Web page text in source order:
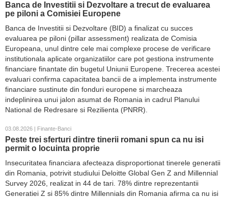
Banca de Investitii si Dezvoltare a trecut de evaluarea
pe piloni a Comisiei Europene
Banca de Investitii si Dezvoltare (BID) a finalizat cu succes
evaluarea pe piloni (pillar assessment) realizata de Comisia
Europeana, unul dintre cele mai complexe procese de verificare
institutionala aplicate organizatiilor care pot gestiona instrumente
financiare finantate din bugetul Uniunii Europene. Trecerea acestei
evaluari confirma capacitatea bancii de a implementa instrumente
financiare sustinute din fonduri europene si marcheaza
indeplinirea unui jalon asumat de Romania in cadrul Planului
National de Redresare si Rezilienta (PNRR).
03.08.2026 | Finante-Banci
Peste trei sferturi dintre tinerii romani spun ca nu isi
permit o locuinta proprie
Insecuritatea financiara afecteaza disproportionat tinerele generatii
din Romania, potrivit studiului Deloitte Global Gen Z and Millennial
Survey 2026, realizat in 44 de tari. 78% dintre reprezentantii
Generatiei Z si 85% dintre Millennials din Romania afirma ca nu isi